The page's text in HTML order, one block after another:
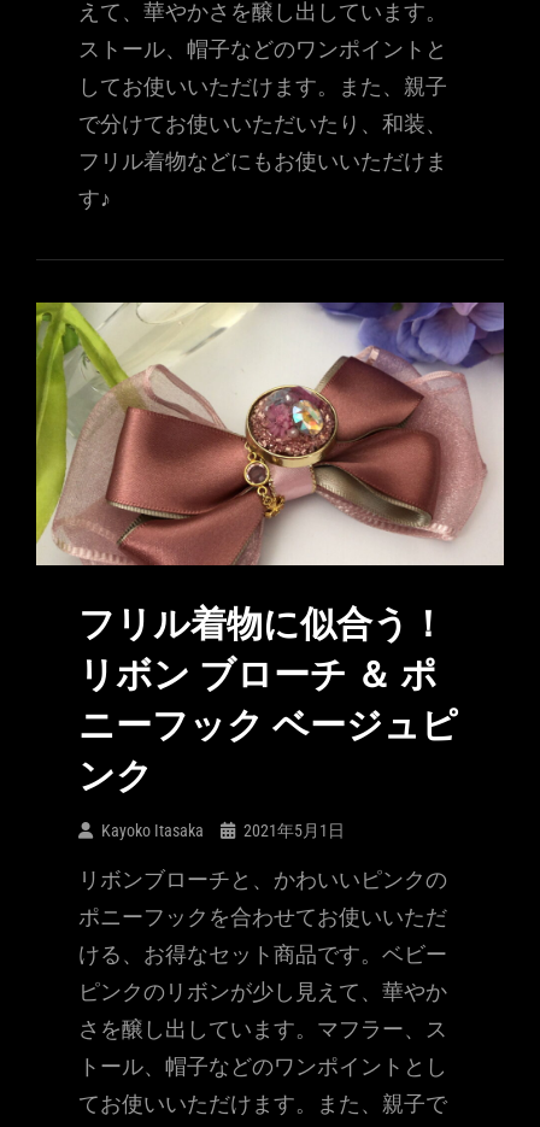
えて、華やかさを醸し出しています。
ストール、帽子などのワンポイントと
してお使いいただけます。また、親子
で分けてお使いいただいたり、和装、
フリル着物などにもお使いいただけま
す♪
フリル着物に似合う！
リボン ブローチ ＆ ポ
ニーフック ベージュピ
ンク
Kayoko Itasaka 2021年5月1日
リボンブローチと、かわいいピンクの
ポニーフックを合わせてお使いいただ
ける、お得なセット商品です。ベビー
ピンクのリボンが少し見えて、華やか
さを醸し出しています。マフラー、ス
トール、帽子などのワンポイントとし
てお使いいただけます。また、親子で